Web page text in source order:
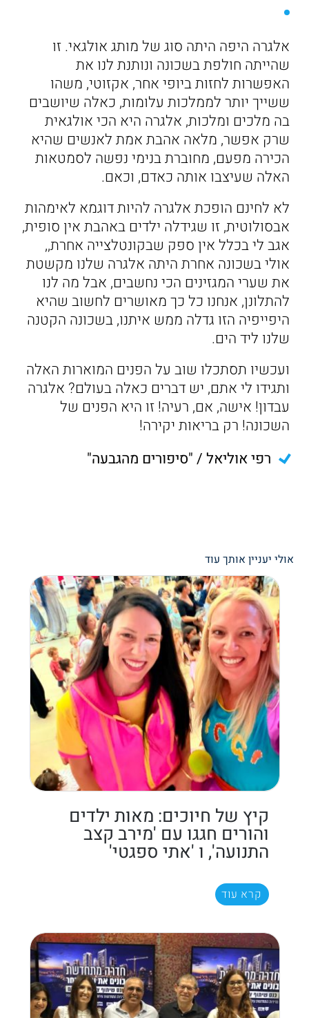
אלגרה היפה היתה סוג של מותג אולגאי. זו
שהייתה חולפת בשכונה ונותנת לנו את
האפשרות לחזות ביופי אחר, אקזוטי, משהו
ששייך יותר לממלכות עלומות, כאלה שיושבים
בה מלכים ומלכות, אלגרה היא הכי אולגאית
שרק אפשר, מלאה אהבת אמת לאנשים שהיא
הכירה מפעם, מחוברת בנימי נפשה לסמטאות
האלה שעיצבו אותה כאדם, וכאם.
לא לחינם הופכת אלגרה להיות דוגמא לאימהות
אבסולוטית, זו שגידלה ילדים באהבת אין סופית,
אגב לי בכלל אין ספק שבקונטלצייה אחרת,,
אולי בשכונה אחרת היתה אלגרה שלנו מקשטת
את שערי המגזינים הכי נחשבים, אבל מה לנו
להתלונן, אנחנו כל כך מאושרים לחשוב שהיא
היפייפיה הזו גדלה ממש איתנו, בשכונה הקטנה
שלנו ליד הים.
ועכשיו תסתכלו שוב על הפנים המוארות האלה
ותגידו לי אתם, יש דברים כאלה בעולם? אלגרה
עבדון! אישה, אם, רעיה! זו היא הפנים של
השכונה! רק בריאות יקירה!
רפי אוליאל / "סיפורים מהגבעה"
אולי יעניין אותך עוד
קיץ של חיוכים: מאות ילדים
והורים חגגו עם 'מירב קצב
התנועה', ו 'אתי ספגטי'
קרא עוד